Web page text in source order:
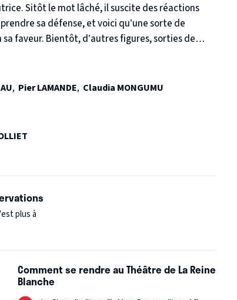
Sitôt le mot lâché, il suscite des réactions
sa défense, et voici qu’une sorte de
faveur. Bientôt, d’autres figures, sorties de
ont entravé la féminisation de la langue.
, Pier LAMANDE, Claudia MONGUMU
plus à
Comment se rendre au Théâtre de La Reine
Blanche